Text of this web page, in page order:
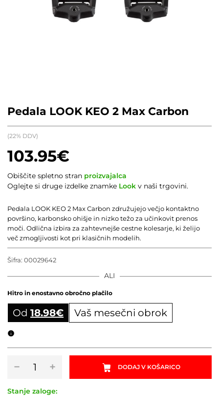
Pedala LOOK KEO 2 Max Carbon
103.95€
(22% DDV)
Pedala LOOK KEO 2 Max Carbon združujejo večjo kontaktno
površino, karbonsko ohišje in nizko težo za učinkovit prenos
moči. Odlična izbira za zahtevnejše cestne kolesarje, ki želijo
več zmogljivosti kot pri klasičnih modelih.
ALI
Hitro in enostavno obročno plačilo
Od 18.98€ Vaš mesečni obrok
−
LOOK
2
+ DODAJ V KOŠARICO
Obiščite spletno stran proizvajalca
Oglejte si druge izdelke znamke Look v naši trgovini.
Šifra: 00029642
Stanje zaloge: